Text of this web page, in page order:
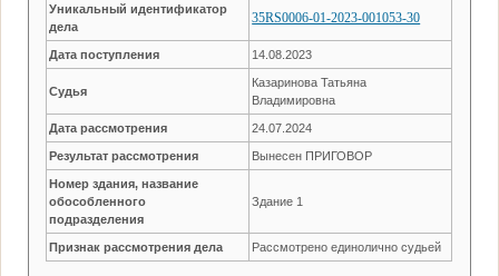
Уникальный идентификатор
дела
35RS0006-01-2023-001053-30
Дата поступления 14.08.2023
Судья
Казаринова Татьяна
Владимировна
Дата рассмотрения 24.07.2024
Результат рассмотрения Вынесен ПРИГОВОР
Номер здания, название
обособленного
подразделения
Здание 1
Признак рассмотрения дела Рассмотрено единолично судьей